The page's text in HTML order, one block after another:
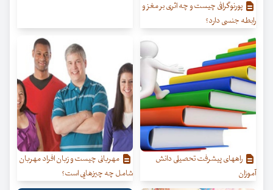
پورنوگرافی چیست و چه اثری بر مغز و
رابطه جنسی دارد؟
راههای پیشرفت تحصیلی دانش
آموزان
مهربانی چیست و زبان افراد مهربان
شامل چه چیزهایی است؟